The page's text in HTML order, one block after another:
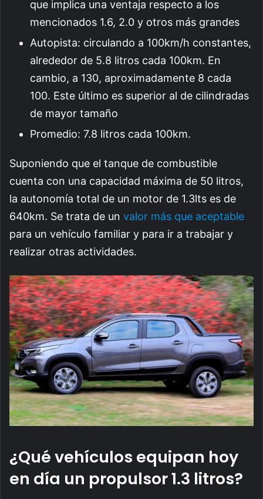
que implica una ventaja respecto a los
mencionados 1.6, 2.0 y otros más grandes
Autopista: circulando a 100km/h constantes,
alrededor de 5.8 litros cada 100km. En
cambio, a 130, aproximadamente 8 cada
100. Este último es superior al de cilindradas
de mayor tamaño
Promedio: 7.8 litros cada 100km.
Suponiendo que el tanque de combustible
cuenta con una capacidad máxima de 50 litros,
la autonomía total de un motor de 1.3lts es de
640km. Se trata de un valor más que aceptable
para un vehículo familiar y para ir a trabajar y
realizar otras actividades.
¿Qué vehículos equipan hoy
en día un propulsor 1.3 litros?